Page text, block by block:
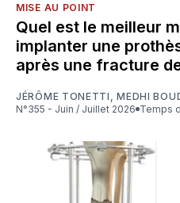
MISE AU POINT
Quel est le meilleur
implanter une
après une fracture
JÉRÔME TONETTI ,MEDHI
N°355 - Juin / Juillet 2026
Temps